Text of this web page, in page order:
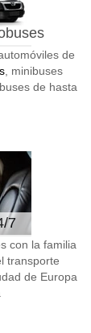
de
, minibuses
de hasta
7
con la familia
transporte
de Europa